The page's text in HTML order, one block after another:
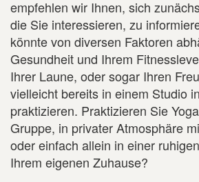
empfehlen wir Ihnen, sich
die Sie interessieren, zu
könnte von diversen Faktoren
Gesundheit und Ihrem
Ihrer Laune, oder sogar Ihren
vielleicht bereits in einem Studio
praktizieren. Praktizieren Sie
Gruppe, in privater Atmosphäre
oder einfach allein in einer
Ihrem eigenen Zuhause?